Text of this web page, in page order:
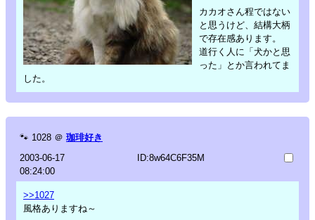
カカオさん程ではない
と思うけど、結構大柄
で存在感あります。
道行く人に「犬かと思
った」とか言われてま
した。
🐾 1028 ＠ 珈琲好き
2003-06-17
08:24:00
ID:8w64C6F35M
>>1027
風格ありますね～